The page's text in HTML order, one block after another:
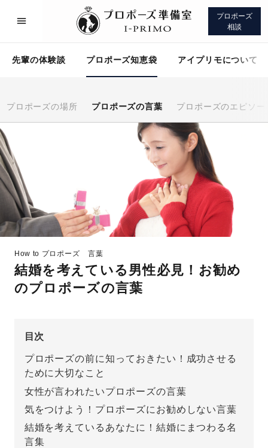
プロポーズ
相談
先輩の体験談 プロポーズ知恵袋 アイプリモについて
プロポーズの場所 プロポーズの言葉 プロポーズのエピソー
How to プロポーズ 言葉
結婚を考えている男性必見！お勧め
のプロポーズの言葉
目次
プロポーズの前に知っておきたい！成功させる
ために大切なこと
女性が言われたいプロポーズの言葉
気をつけよう！プロポーズにお勧めしない言葉
結婚を考えているあなたに！結婚にまつわる名
言集
プロポーズサポート 先輩の体験談
アイプリモについて
プロポーズサポート
スペシャルプロポーズイベント
プロポーズアイテム
おすすめの婚約指輪
先輩の体験談
プロポーズ知恵袋
プロポーズ意識調査結果一覧
婚約指輪選び方ガイド
アイプリモについて
ニュース